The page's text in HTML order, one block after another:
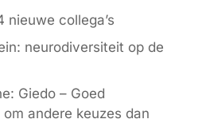
nieuwe collega’s
neurodiversiteit op de
Giedo – Goed
andere keuzes dan